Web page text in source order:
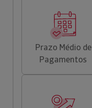
Prazo Médio de
Pagamentos